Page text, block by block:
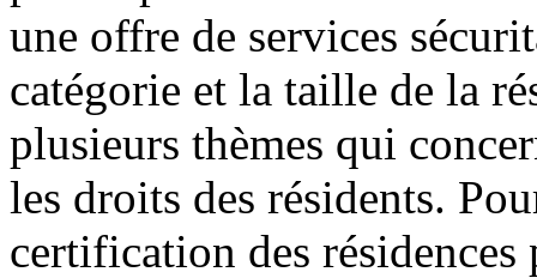
une offre de services
catégorie et la taille de la
plusieurs thèmes qui
les droits des résidents.
certification des